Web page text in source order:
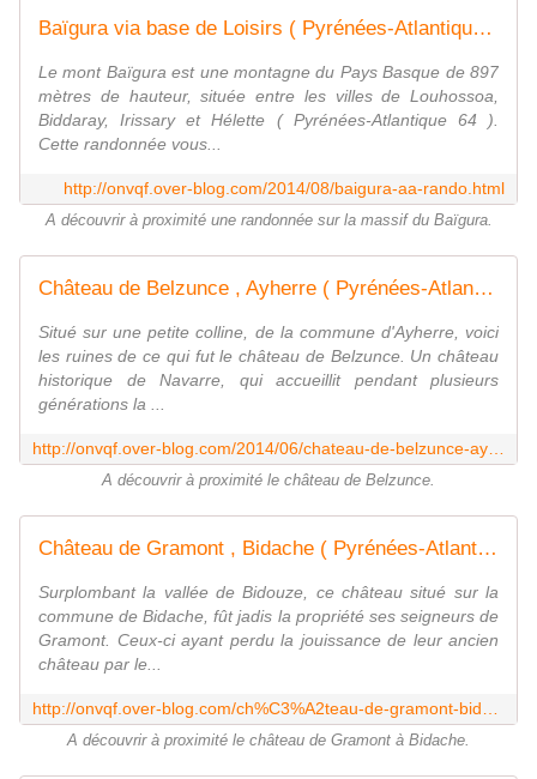
Baïgura via base de Loisirs ( Pyrénées-Atlantiques 64 ) AA Rando - ONVQF.over-blog.com
Le mont Baïgura est une montagne du Pays Basque de 897
mètres de hauteur, située entre les villes de Louhossoa,
Biddaray, Irissary et Hélette ( Pyrénées-Atlantique 64 ).
Cette randonnée vous...
http://onvqf.over-blog.com/2014/08/baigura-aa-rando.html
A découvrir à proximité une randonnée sur la massif du Baïgura.
Château de Belzunce , Ayherre ( Pyrénées-Atlantiques 64 ) A - ONVQF.over-blog.com
Situé sur une petite colline, de la commune d'Ayherre, voici
les ruines de ce qui fut le château de Belzunce. Un château
historique de Navarre, qui accueillit pendant plusieurs
générations la ...
A découvrir à proximité le château de Belzunce.
Château de Gramont , Bidache ( Pyrénées-Atlantique 64 ) A - ONVQF.over-blog.com
Surplombant la vallée de Bidouze, ce château situé sur la
commune de Bidache, fût jadis la propriété ses seigneurs de
Gramont. Ceux-ci ayant perdu la jouissance de leur ancien
château par le...
A découvrir à proximité le château de Gramont à Bidache.